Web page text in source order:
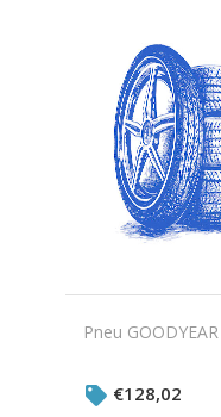
Pneu
€128,02